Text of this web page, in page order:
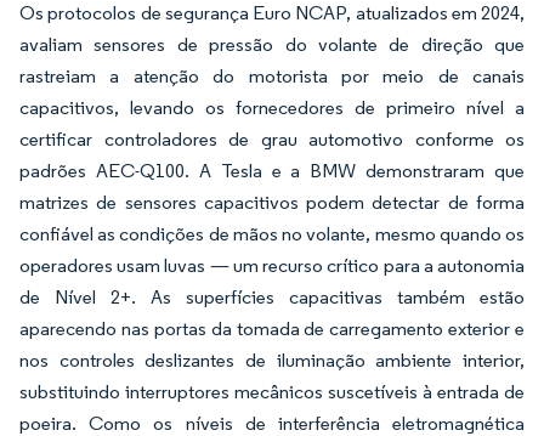
Os protocolos de segurança Euro NCAP, atualizados em 2024,
avaliam sensores de pressão do volante de direção que
rastreiam a atenção do motorista por meio de canais
capacitivos, levando os fornecedores de primeiro nível a
certificar controladores de grau automotivo conforme os
padrões AEC-Q100. A Tesla e a BMW demonstraram que
matrizes de sensores capacitivos podem detectar de forma
confiável as condições de mãos no volante, mesmo quando os
operadores usam luvas — um recurso crítico para a autonomia
de Nível 2+. As superfícies capacitivas também estão
aparecendo nas portas da tomada de carregamento exterior e
nos controles deslizantes de iluminação ambiente interior,
substituindo interruptores mecânicos suscetíveis à entrada de
poeira. Como os níveis de interferência eletromagnética